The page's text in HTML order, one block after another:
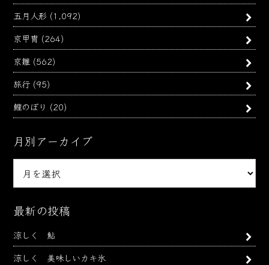
五月人形 (1,092)
京甲冑 (264)
京雛 (562)
旅行 (95)
鯉のぼり (20)
月別アーカイブ
ー
イ
ブ
最新の投稿
涼しく 鮎
涼しく 美味しいカキ氷